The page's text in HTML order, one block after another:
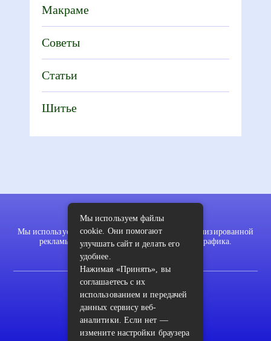
Макраме
Советы
Статьи
Шитье
Мы используем файлы cookie для показа персонализированной
рекламы и/или контента и анализа нашего трафика.
Карта сайта
Мы используем файлы
cookie. Они помогают
улучшать сайт и делать его
удобнее.
Нажимая «Принять», вы
соглашаетесь с их
использованием и передачей
данных сервису веб-
аналитики. Если нет —
измените настройки браузера